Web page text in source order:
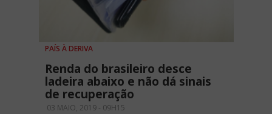
PAÍS À DERIVA
Renda do brasileiro desce
ladeira abaixo e não dá sinais
de recuperação
03 MAIO, 2019 - 09H15